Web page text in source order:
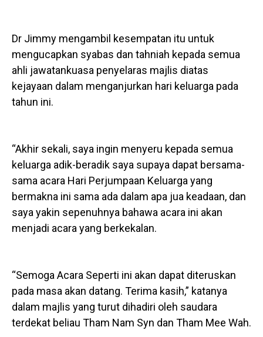
Dr Jimmy mengambil kesempatan itu untuk
mengucapkan syabas dan tahniah kepada semua
ahli jawatankuasa penyelaras majlis diatas
kejayaan dalam menganjurkan hari keluarga pada
tahun ini.
“Akhir sekali, saya ingin menyeru kepada semua
keluarga adik-beradik saya supaya dapat bersama-
sama acara Hari Perjumpaan Keluarga yang
bermakna ini sama ada dalam apa jua keadaan, dan
saya yakin sepenuhnya bahawa acara ini akan
menjadi acara yang berkekalan.
“Semoga Acara Seperti ini akan dapat diteruskan
pada masa akan datang. Terima kasih,” katanya
dalam majlis yang turut dihadiri oleh saudara
terdekat beliau Tham Nam Syn dan Tham Mee Wah.